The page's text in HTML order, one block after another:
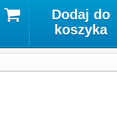
Dodaj do
koszyka